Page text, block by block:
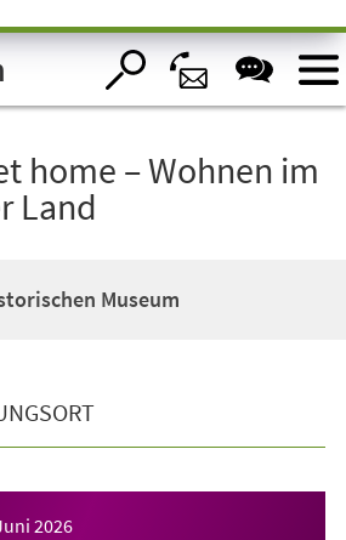
home – Wohnen im
Land
Museum
2026